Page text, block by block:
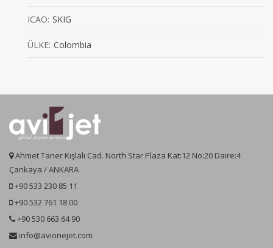
ICAO: SKIG
ÜLKE: Colombia
Ahmet Taner Kışlalı Cad. North Star Plaza Kat:12 No:20 Daire:4
Çankaya / ANKARA
+90 533 230 85 11
+90 532 761 18 00
+90 530 663 64 90
info@avionejet.com